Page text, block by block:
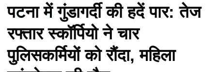
पटना में गुंडागर्दी की हदें पार: तेज
रफ्तार स्कॉर्पियो ने चार
पुलिसकर्मियों को रौंदा, महिला